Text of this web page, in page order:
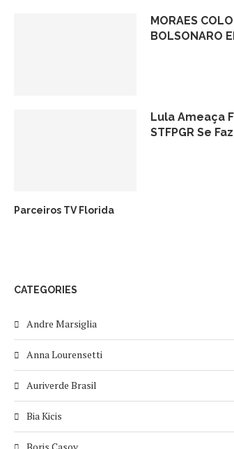
MORAES
BOLSONARO
Lula Ameaça
STFPGR Se
Parceiros TV Florida
CATEGORIES
Andre Marsiglia
Anna Lourensetti
Auriverde Brasil
Bia Kicis